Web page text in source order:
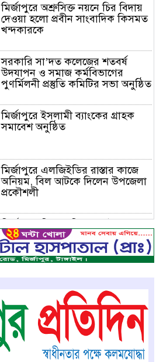
মির্জাপুরে অশ্রুসিক্ত নয়নে চির বিদায়
দেওয়া হলো প্রবীন সাংবাদিক কিসমত
খন্দকারকে
সরকারি সা’দত কলেজের শতবর্ষ
উদযাপন ও সমাজ কর্মবিভাগের
পুণর্মিলনী প্রস্তুতি কমিটির সভা অনুষ্ঠিত
মির্জাপুরে ইসলামী ব্যাংকের গ্রাহক
সমাবেশ অনুষ্ঠিত
মির্জাপুরে এলজিইডির রাস্তার কাজে
অনিয়ম, বিল আটকে দিলেন উপজেলা
প্রকৌশলী
দুয়ারি জাল ধ্বংস
মির্জাপুরে বহুরিয়া সরকারি প্রাথমিক
বিদ্যালয়ের ম্যানেজিং কমিটি গঠন